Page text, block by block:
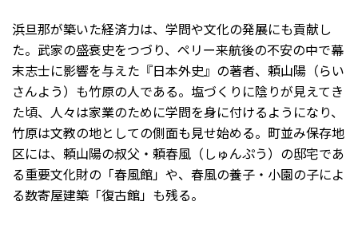
浜旦那が築いた経済力は、学問や文化の発展にも貢献し
た。武家の盛衰史をつづり、ペリー来航後の不安の中で幕
末志士に影響を与えた『日本外史』の著者、頼山陽（らい
さんよう）も竹原の人である。塩づくりに陰りが見えてき
た頃、人々は家業のために学問を身に付けるようになり、
竹原は文教の地としての側面も見せ始める。町並み保存地
区には、頼山陽の叔父・頼春風（しゅんぷう）の邸宅であ
る重要文化財の「春風館」や、春風の養子・小園の子によ
る数寄屋建築「復古館」も残る。